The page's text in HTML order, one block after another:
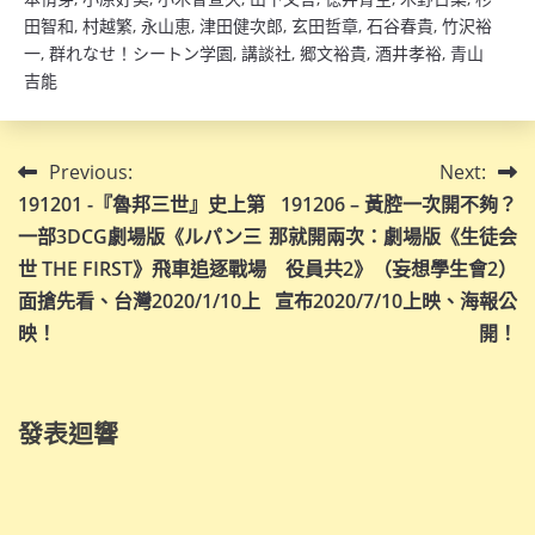
田智和, 村越繁, 永山恵, 津田健次郎, 玄田哲章, 石谷春貴, 竹沢裕
一, 群れなせ！シートン学園, 講談社, 郷文裕貴, 酒井孝裕, 青山
吉能
文
章
導
覽
Previous:
191201 -『魯邦三世』史上第
一部3DCG劇場版《ルパン三
世 THE FIRST》飛車追逐戰場
面搶先看、台灣2020/1/10上
映！
Next:
191206 – 黃腔一次開不夠？
那就開兩次：劇場版《生徒会
役員共2》（妄想學生會2）
宣布2020/7/10上映、海報公
開！
發表迴響